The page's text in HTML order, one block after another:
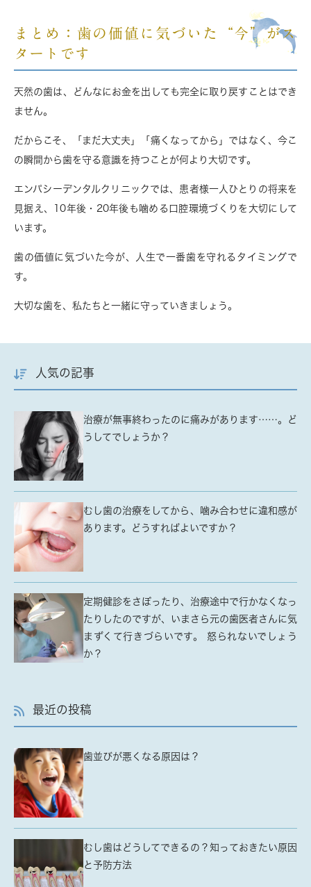
まとめ：歯の価値に気づいた“今”がス
タートです
天然の歯は、どんなにお金を出しても完全に取り戻すことはでき
ません。
だからこそ、「まだ大丈夫」「痛くなってから」ではなく、 今こ
の瞬間から歯を守る意識を持つこと が何より大切です。
エンパシーデンタルクリニックでは、患者様一人ひとりの将来を
見据え、
10年後・20年後も噛める口腔環境づくり を大切にして
います。
歯の価値に気づいた今が、人生で一番歯を守れるタイミングで
す。
大切な歯を、私たちと一緒に守っていきましょう。
人気の記事
治療が無事終わったのに痛みがあります……。ど
うしてでしょうか？
むし歯の治療をしてから、噛み合わせに違和感が
あります。どうすればよいですか？
定期健診をさぼったり、治療途中で行かなくなっ
たりしたのですが、いまさら元の歯医者さんに気
まずくて行きづらいです。 怒られないでしょう
か？
最近の投稿
歯並びが悪くなる原因は？
むし歯はどうしてできるの？知っておきたい原因
と予防方法